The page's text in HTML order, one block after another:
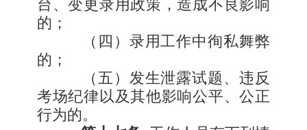
台、变更录用政策，造成不良影响
的；
（四）录用工作中徇私舞弊
的；
（五）发生泄露试题、违反
考场纪律以及其他影响公平、公正
行为的。